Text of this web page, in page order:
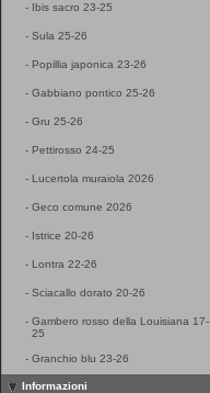
- Ibis sacro 23-25
- Sula 25-26
- Popillia japonica 23-26
- Gabbiano pontico 25-26
- Gru 25-26
- Pettirosso 24-25
- Lucertola muraiola 2026
- Geco comune 2026
- Istrice 20-26
- Lontra 22-26
- Sciacallo dorato 20-26
- Gambero rosso della Louisiana 17-
25
- Granchio blu 23-26
Informazioni